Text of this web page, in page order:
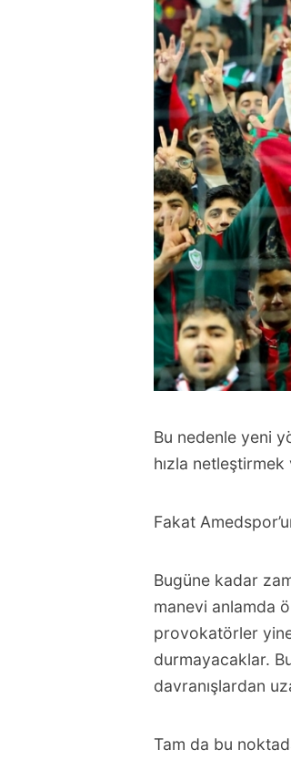
Bu nedenle yeni
hızla
Fakat
Bugüne kadar
manevi anlamda
provokatörler
durmayacaklar.
davranışlardan
Tam da bu